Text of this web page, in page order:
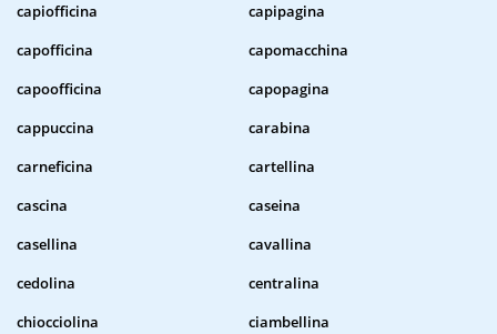
capiofficina
capipagina
capofficina
capomacchina
capoofficina
capopagina
cappuccina
carabina
carneficina
cartellina
cascina
caseina
casellina
cavallina
cedolina
centralina
chiocciolina
ciambellina